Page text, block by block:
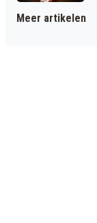
Meer artikelen